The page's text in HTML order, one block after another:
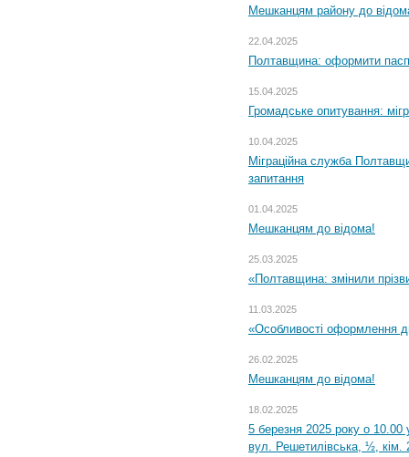
Мешканцям району до
22.04.2025
Полтавщина: оформити
15.04.2025
Громадське опитування:
10.04.2025
Міграційна служба
запитання
01.04.2025
Мешканцям до відома!
25.03.2025
«Полтавщина: змінили
11.03.2025
«Особливості оформлення
26.02.2025
Мешканцям до відома!
18.02.2025
5 березня 2025 року о 10.00
вул. Решетилівська, ½, кім.